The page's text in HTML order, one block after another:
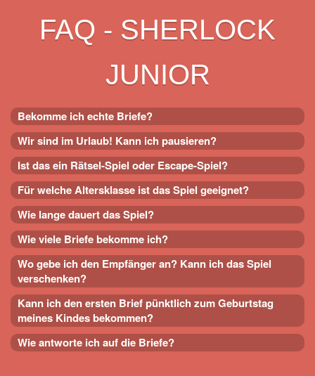
FAQ - SHERLOCK
JUNIOR
Bekomme ich echte Briefe?
Wir sind im Urlaub! Kann ich pausieren?
Ist das ein Rätsel-Spiel oder Escape-Spiel?
Für welche Altersklasse ist das Spiel geeignet?
Wie lange dauert das Spiel?
Wie viele Briefe bekomme ich?
Wo gebe ich den Empfänger an? Kann ich das Spiel
verschenken?
Kann ich den ersten Brief pünktlich zum Geburtstag
meines Kindes bekommen?
Wie antworte ich auf die Briefe?